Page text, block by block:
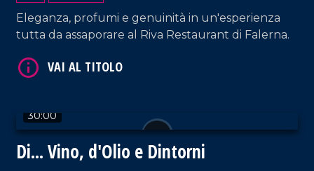
Eleganza, profumi e genuinità in un'esperienza
tutta da assaporare al Riva Restaurant di Falerna.
30:00
Di... Vino, d'Olio e Dintorni
VAI AL TITOLO